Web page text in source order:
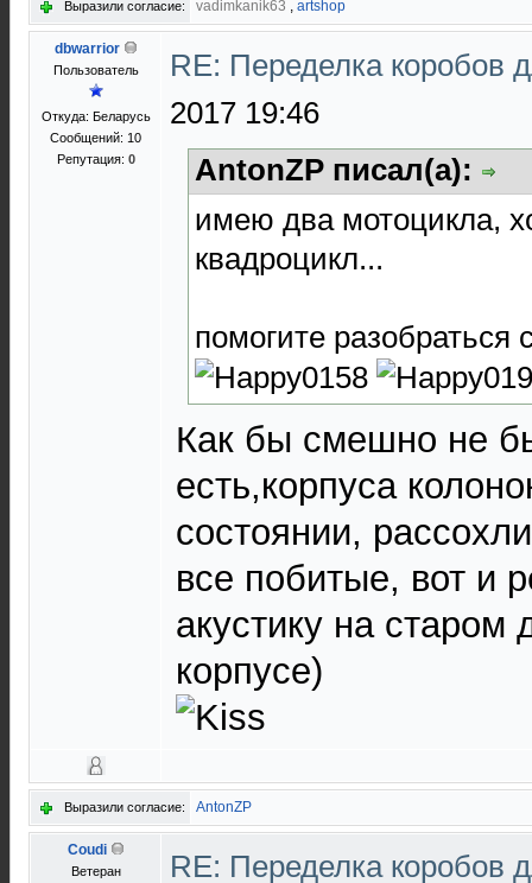
Выразили согласие: vadimkanik63 , artshop
dbwarrior
Пользователь
Откуда: Беларусь
Сообщений: 10
Репутация: 0
RE: Переделка коробов
2017 19:46
AntonZP писал(а):
имею два мотоцикла,
квадроцикл...
помогите разобраться
Как бы смешно не
есть,корпуса
состоянии,
все побитые, вот и
акустику на старом
корпусе)
Выразили согласие: AntonZP
Coudi
Ветеран RE: Переделка коробов